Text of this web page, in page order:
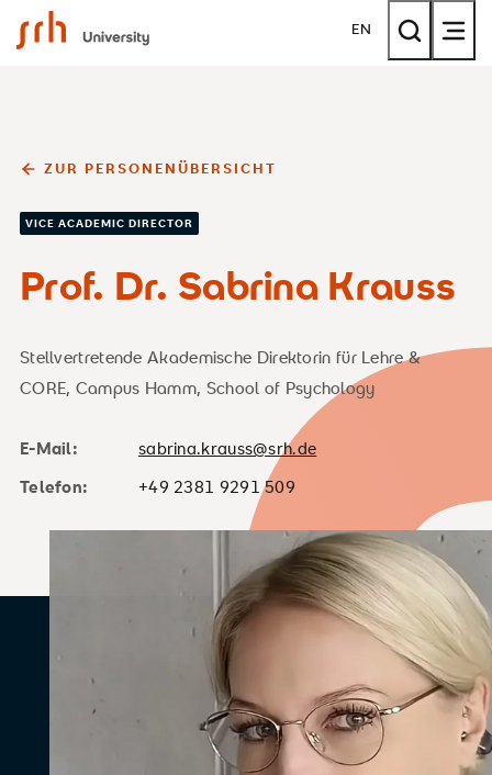
SRH University EN
ZUR PERSONENÜBERSICHT
VICE ACADEMIC DIRECTOR
Prof. Dr. Sabrina Krauss
Stellvertretende Akademische Direktorin für Lehre &
CORE, Campus Hamm, School of Psychology
E-Mail:
sabrina.krauss@srh.de
Telefon:
+49 2381 9291 509